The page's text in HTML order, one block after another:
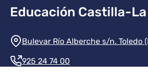
Educación Castilla-
Información de la
Bulevar Río Alberche s/n. Toledo
925 24 74 00